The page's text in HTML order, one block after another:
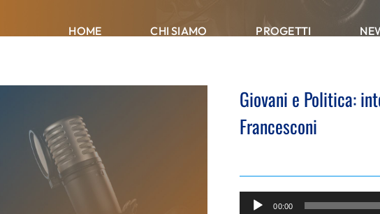
HOME CHI SIAMO PROGETTI
Giovani e Politica:
Francesconi
Audio
00:00